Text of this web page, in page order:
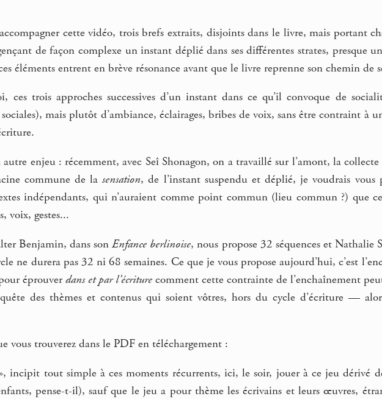
cette vidéo, trois brefs extraits, disjoints dans le livre, mais portant
de façon complexe un instant déplié dans ses différentes strates, presque
éléments entrent en brève résonance avant que le livre reprenne son chemin de
ces trois approches successives d’un instant dans ce qu’il convoque de
mais plutôt d’ambiance, éclairages, bribes de voix, sans être contraint à
enjeu : récemment, avec Seî Shonagon, on a travaillé sur l’amont, la
commune de lasensation, de l’instant suspendu et déplié, je voudrais vous
indépendants, qui n’auraient comme point commun (lieu commun ?) que
voix, gestes...
Benjamin, dans sonEnfance berlinoise, nous propose 32 séquences et Nathalie
ne durera pas 32 ni 68 semaines. Ce que je vous propose aujourd’hui, c’est
éprouverdans et par l’écriture comment cette contrainte de l’enchaînement
des thèmes et contenus qui soient vôtres, hors du cycle d’écriture —
vous trouverez dans le PDF en téléchargement :
incipit tout simple à ces moments récurrents, ici, le soir, jouer à ce jeu dérivé
pense-t-il), sauf que le jeu a pour thème les écrivains et leurs œuvres,